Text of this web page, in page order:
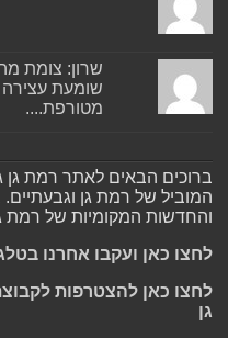
שרון: צומת
שומעת עצירה
מטורפת....
ברוכים הבאים לאתר רמת גן
המוביל של רמת גן
והחדשות המקומיות של רמת
לחצו כאן ועקבו אחרנו
לחצו כאן להצטרפות
גן